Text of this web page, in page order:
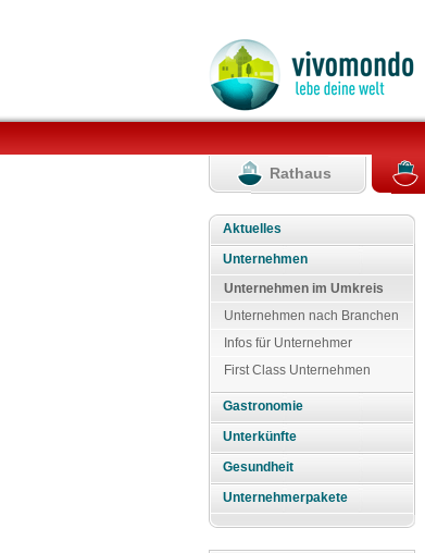
Rathaus
Aktuelles
Unternehmen
Unternehmen im Umkreis
Unternehmen nach Branchen
Infos für Unternehmer
First Class Unternehmen
Gastronomie
Unterkünfte
Gesundheit
Unternehmerpakete